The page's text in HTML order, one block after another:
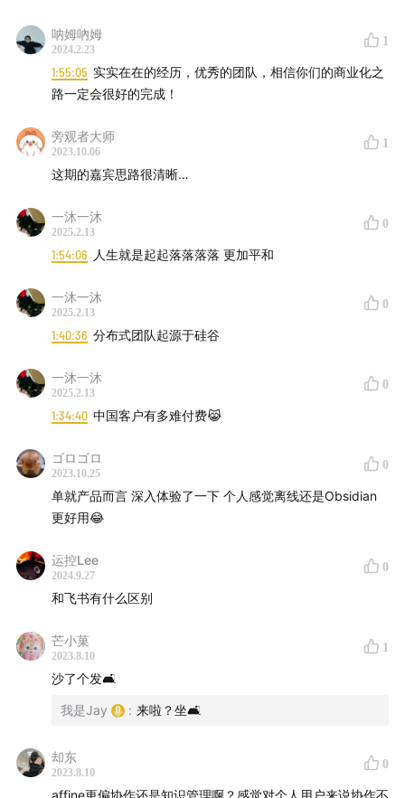
【你将听到】
00:04:06魏伊培自我介绍与 AFFiNE 简介
00:05:22为什么在读博期间选择辍学创业？整个心路历
程是什么样的？
00:12:52为什么 AFFiNE 成立之初就决定开源、隐私、
AFFiNE 是如何成为在 ChatGPT 之前 Github
00:42:47如何打造和运营遍布全球的开发者社区？不同
阶段有什么技巧和方法？
有什么收费计划？
动作吗？
01:15:43什么是「一体化的 KnowledgeOS」？和
Notion、Miro等有什么区别？
01:28:23
AFFiNE 的产品中会融入 AI 吗？怎么看 AI 带来
的行业机会及挑战？
呐姆吶姆
2024.2.23
1
1:55:05 实实在在的经历，优秀的团队，相信你们的商业化之
路一定会很好的完成！
旁观者大师
2023.10.06
1
这期的嘉宾思路很清晰…
一沐一沐
2025.2.13
0
1:54:06 人生就是起起落落落落 更加平和
一沐一沐
2025.2.13
0
1:40:36 分布式团队起源于硅谷
一沐一沐
2025.2.13
0
1:34:40 中国客户有多难付费😹
ゴロゴロ
2023.10.25
0
单就产品而言 深入体验了一下 个人感觉离线还是Obsidian
更好用😂
运控Lee
2024.9.27
0
和飞书有什么区别
芒小菓
2023.8.10
1
沙了个发🛋️
我是Jay : 来啦？坐🛋️
却东
2023.8.10
0
affine更偏协作还是知识管理啊？感觉对个人用户来说协作不